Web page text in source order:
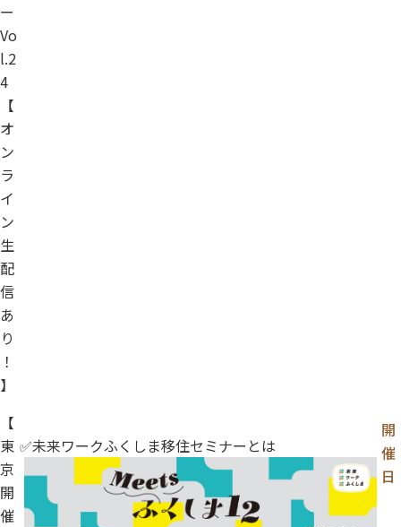
ー
Vo
l.2
4
【
オ
ン
ラ
イ
ン
生
配
信
あ
り
！
】
【
東
京
開
催
✅未来ワークふくしま移住セミナーとは
開
催
日